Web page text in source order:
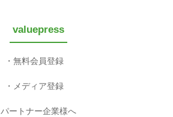
valuepress
無料会員登録
メディア登録
パートナー企業様へ